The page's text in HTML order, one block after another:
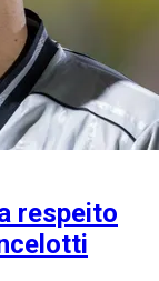
respeito